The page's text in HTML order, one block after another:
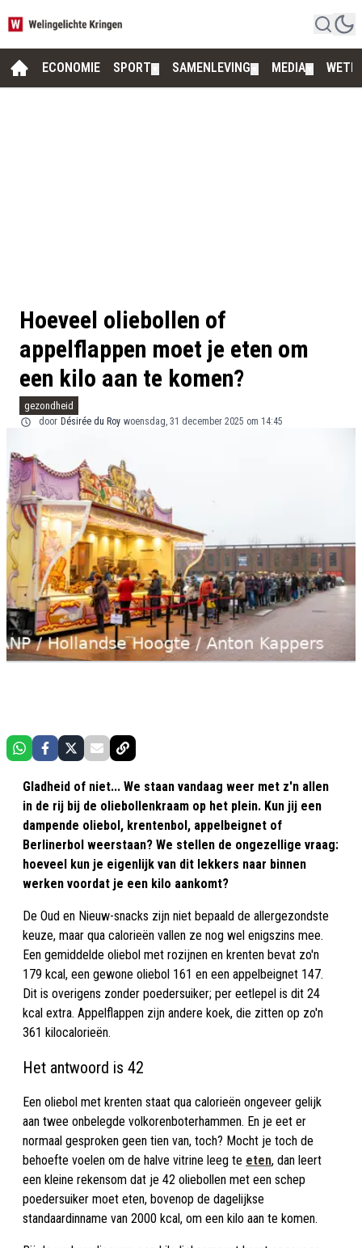
ECONOMIE SPORT SAMENLEVING MEDIA
Hoeveel oliebollen of
appelflappen moet je eten om
een kilo aan te komen?
gezondheid
door Désirée du Roy woensdag, 31 december 2025 om 14:45
Gladheid of niet... We staan vandaag weer met z'n allen
in de rij bij de oliebollenkraam op het plein. Kun jij een
dampende oliebol, krentenbol, appelbeignet of
Berlinerbol weerstaan? We stellen de ongezellige vraag:
hoeveel kun je eigenlijk van dit lekkers naar binnen
werken voordat je een kilo aankomt?
De Oud en Nieuw-snacks zijn niet bepaald de allergezondste
keuze, maar qua calorieën vallen ze nog wel enigszins mee.
Een gemiddelde oliebol met rozijnen en krenten bevat zo'n
179 kcal, een gewone oliebol 161 en een appelbeignet 147.
Dit is overigens zonder poedersuiker; per eetlepel is dit 24
kcal extra. Appelflappen zijn andere koek, die zitten op zo'n
361 kilocalorieën.
Het antwoord is 42
Een oliebol met krenten staat qua calorieën ongeveer gelijk
aan twee onbelegde volkorenboterhammen. En je eet er
normaal gesproken geen tien van, toch? Mocht je toch de
behoefte voelen om de halve vitrine leeg te eten, dan leert
een kleine rekensom dat je 42 oliebollen met een schep
poedersuiker moet eten, bovenop de dagelijkse
standaardinname van 2000 kcal, om een kilo aan te komen.